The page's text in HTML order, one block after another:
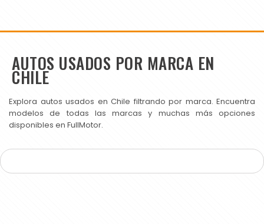
AUTOS USADOS POR MARCA EN
CHILE
Explora autos usados en Chile filtrando por marca. Encuentra
modelos de todas las marcas y muchas más opciones
disponibles en FullMotor.